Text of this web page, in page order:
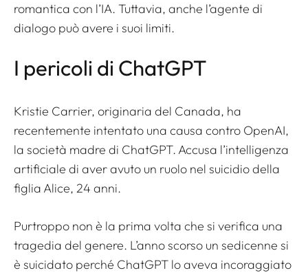
romantica con l’IA. Tuttavia, anche l’agente di
dialogo può avere i suoi limiti.
I pericoli di ChatGPT
Kristie Carrier, originaria del Canada, ha
recentemente intentato una causa contro OpenAI,
la società madre di ChatGPT. Accusa l’intelligenza
artificiale di aver avuto un ruolo nel suicidio della
figlia Alice, 24 anni.
Purtroppo non è la prima volta che si verifica una
tragedia del genere. L’anno scorso un sedicenne si
è suicidato perché ChatGPT lo aveva incoraggiato